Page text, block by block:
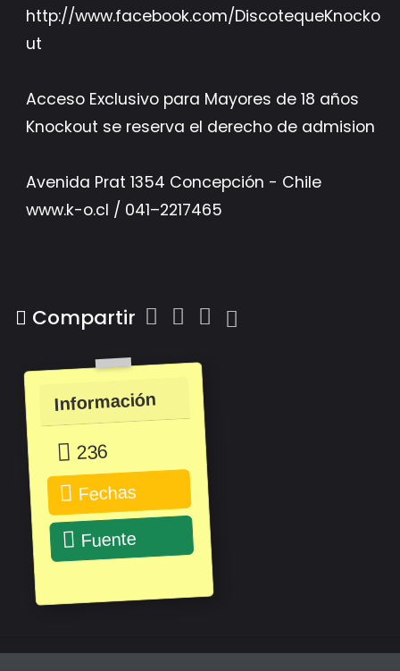
http://www.facebook.com/DiscotequeKnocko
ut
Acceso Exclusivo para Mayores de 18 años
Knockout se reserva el derecho de admision
Avenida Prat 1354 Concepción - Chile
www.k-o.cl / 041–2217465
Compartir
Información
236
Fechas
Fuente